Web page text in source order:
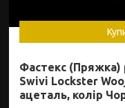
Фастекс (Пряжка)
Swivi Lockster
ацеталь, колір